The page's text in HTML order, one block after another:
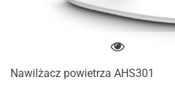
Nawilżacz powietrza AHS301